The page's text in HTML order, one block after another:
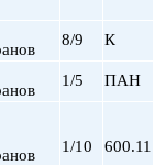
8/9 К
1/5 ПАН
1/10 600.11